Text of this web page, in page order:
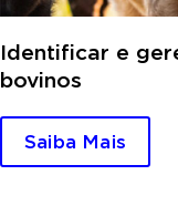
Identificar e
bovinos
Saiba Mais